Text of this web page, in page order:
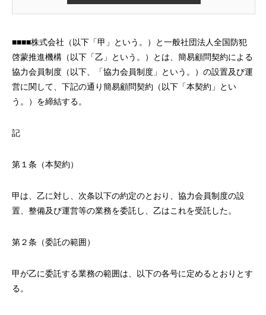
■■■■株式会社（以下「甲」という。）と一般社団法人全国防犯
啓蒙推進機構（以下「乙」という。）とは、簡易顧問契約による
協力会員制度（以下、「協力会員制度」という。）の設置及び運
営に関して、下記の通り簡易顧問契約（以下「本契約」とい
う。）を締結する。
記
第１条（本契約）
甲は、乙に対し、次条以下の約定のとおり、協力会員制度の設
置、整備及び運営等の業務を委託し、乙はこれを受託した。
第２条（委託の範囲）
甲が乙に委託する業務の範囲は、以下の各号に定めるとおりとす
る。